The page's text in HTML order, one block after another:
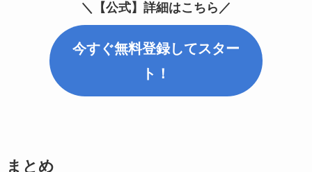
＼【公式】詳細はこちら／
今すぐ無料登録してスター
ト！
まとめ